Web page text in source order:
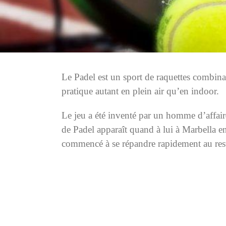
Le Padel est un sport de raquettes
pratique autant en plein air qu’en indoor.
Le jeu a été inventé par un homme
de Padel apparaît quand à lui à Marbella
commencé à se répandre rapidement au